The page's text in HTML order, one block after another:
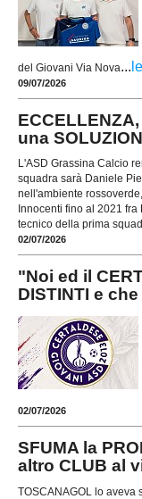
del Giovani Via Nova...
09/07/2026
una
L'ASD Grassina Calcio
squadra sarà Daniele
nell'ambiente
Innocenti fino al 2021
tecnico della prima
02/07/2026
"Noi ed il
DISTINTI e
02/07/2026
SFUMA la
altro CLUB al
TOSCANAGOL lo aveva